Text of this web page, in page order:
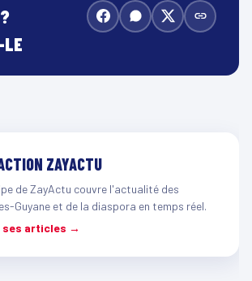
LE
ZAYACTU
de ZayActu couvre l'actualité des
Guyane et de la diaspora en temps réel.
ses articles →